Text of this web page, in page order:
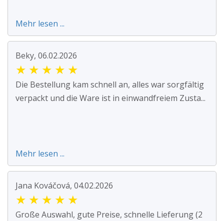
Mehr lesen ...
Beky, 06.02.2026
★ ★ ★ ★ ★
Die Bestellung kam schnell an, alles war sorgfältig
verpackt und die Ware ist in einwandfreiem Zusta...
Mehr lesen ...
Jana Kováčová, 04.02.2026
★ ★ ★ ★ ★
Große Auswahl, gute Preise, schnelle Lieferung (2